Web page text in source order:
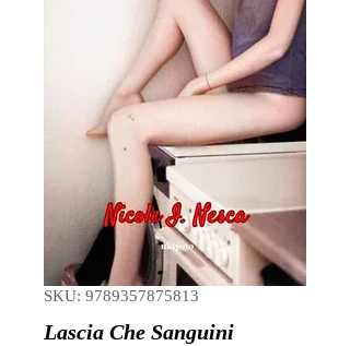
SKU: 9789357875813
Lascia Che Sanguini